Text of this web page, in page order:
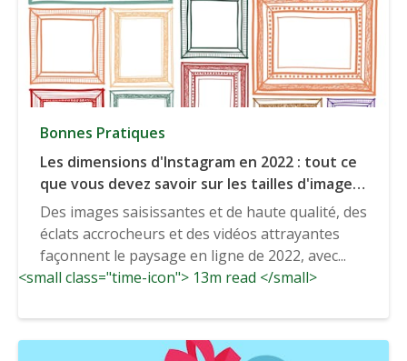
Bonnes Pratiques
Les dimensions d'Instagram en 2022 : tout ce
que vous devez savoir sur les tailles d'image
d'Instagram.
Des images saisissantes et de haute qualité, des
éclats accrocheurs et des vidéos attrayantes
façonnent le paysage en ligne de 2022, avec...
<small class="time-icon"> 13m read </small>